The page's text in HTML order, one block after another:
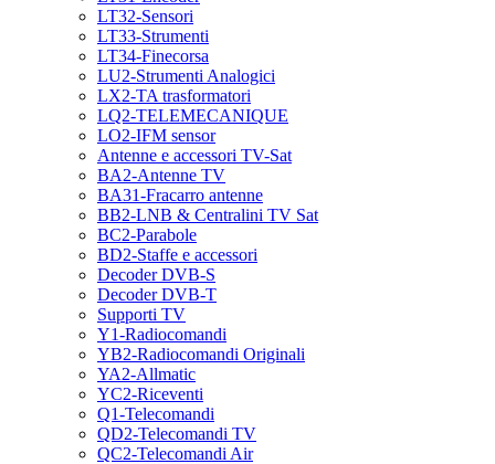
LT32-Sensori
LT33-Strumenti
LT34-Finecorsa
LU2-Strumenti Analogici
LX2-TA trasformatori
LQ2-TELEMECANIQUE
LO2-IFM sensor
Antenne e accessori TV-Sat
BA2-Antenne TV
BA31-Fracarro antenne
BB2-LNB & Centralini TV Sat
BC2-Parabole
BD2-Staffe e accessori
Decoder DVB-S
Decoder DVB-T
Supporti TV
Y1-Radiocomandi
YB2-Radiocomandi Originali
YA2-Allmatic
YC2-Riceventi
Q1-Telecomandi
QD2-Telecomandi TV
QC2-Telecomandi Air